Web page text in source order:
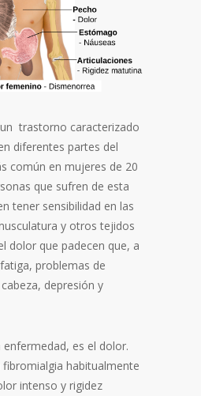
trastorno caracterizado
diferentes partes del
común en mujeres de 20
que sufren de esta
tener sensibilidad en las
y otros tejidos
dolor que padecen que, a
problemas de
depresión y
es el dolor.
habitualmente
intenso y rigidez